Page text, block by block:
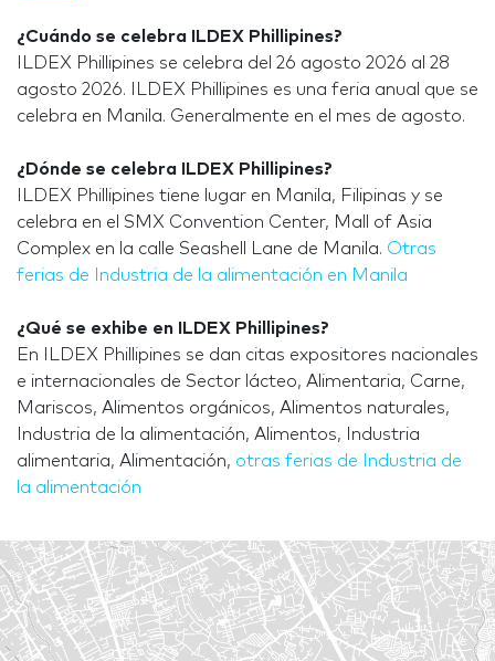
¿Cuándo se celebra ILDEX Phillipines?
ILDEX Phillipines se celebra del 26 agosto 2026 al 28
agosto 2026. ILDEX Phillipines es una feria anual que se
celebra en Manila. Generalmente en el mes de agosto.
¿Dónde se celebra ILDEX Phillipines?
ILDEX Phillipines tiene lugar en Manila, Filipinas y se
celebra en el SMX Convention Center, Mall of Asia
Complex en la calle Seashell Lane de Manila. Otras
ferias de Industria de la alimentación en Manila
¿Qué se exhibe en ILDEX Phillipines?
En ILDEX Phillipines se dan citas expositores nacionales
e internacionales de Sector lácteo, Alimentaria, Carne,
Mariscos, Alimentos orgánicos, Alimentos naturales,
Industria de la alimentación, Alimentos, Industria
alimentaria, Alimentación, otras ferias de Industria de
la alimentación